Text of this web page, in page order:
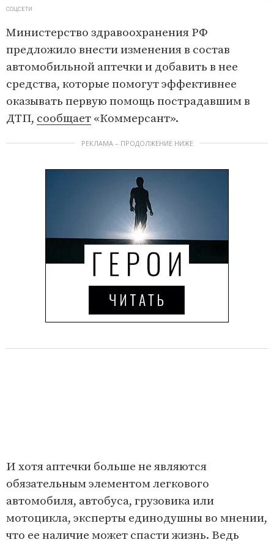
СОЦСЕТИ
Министерство здравоохранения РФ
предложило внести изменения в состав
автомобильной аптечки и добавить в нее
средства, которые помогут эффективнее
оказывать первую помощь пострадавшим в
ДТП, сообщает «Коммерсант».
РЕКЛАМА – ПРОДОЛЖЕНИЕ НИЖЕ
И хотя аптечки больше не являются
обязательным элементом легкового
автомобиля, автобуса, грузовика или
мотоцикла, эксперты единодушны во мнении,
что ее наличие может спасти жизнь. Ведь